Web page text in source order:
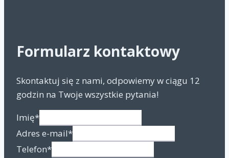
domu
firmy
Formularz kontaktowy
Skontaktuj się z nami, odpowiemy w ciągu 12
godzin na Twoje wszystkie pytania!
Imię*
Adres e-mail*
Telefon*